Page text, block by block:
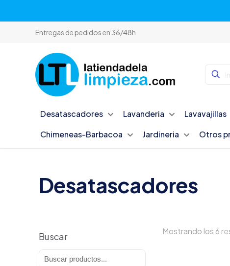
Entregas de pedidos en 36/48h
Desatascadores Lavanderia Lavavajillas
Chimeneas-Barbacoa
Jardineria Otros
Desatascadores
Buscar Mostrando los 6